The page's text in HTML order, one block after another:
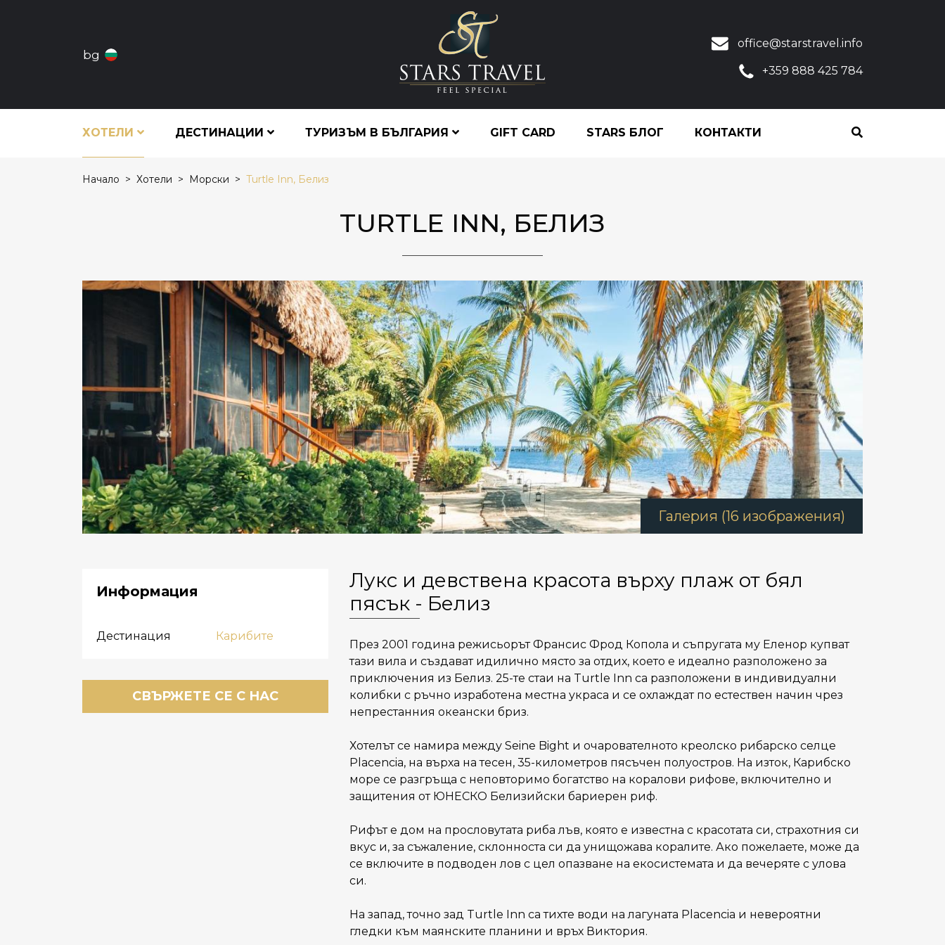
bg
office@starstravel.info
+359 888 425 784
ХОТЕЛИ ДЕСТИНАЦИИ ТУРИЗЪМ В БЪЛГАРИЯ GIFT CARD STARS БЛОГ КОНТАКТИ
Начало Хотели Морски Turtle Inn, Белиз
TURTLE INN, БЕЛИЗ
Галерия (16 изображения)
Информация
Дестинация Карибите
СВЪРЖЕТЕ СЕ С НАС
Лукс и девствена красота върху плаж от бял
пясък - Белиз
През 2001 година режисьорът Франсис Фрод Копола и съпругата му Еленор купват
тази вила и създават идилично място за отдих, което е идеално разположено за
приключения из Белиз. 25-те стаи на Turtle Inn са разположени в индивидуални
колибки с ръчно изработена местна украса и се охлаждат по естествен начин чрез
непрестанния океански бриз.
Хотелът се намира между Seine Bight и очарователното креолско рибарско селце
Placencia, на върха на тесен, 35-километров пясъчен полуостров. На изток, Карибско
море се разгръща с неповторимо богатство на коралови рифове, включително и
защитения от ЮНЕСКО Белизийски бариерен риф.
Рифът е дом на прословутата риба лъв, която е известна с красотата си, страхотния си
вкус и, за съжаление, склонноста си да унищожава коралите. Ако пожелаете, може да
се включите в подводен лов с цел опазване на екосистемата и да вечеряте с улова
си.
На запад, точно зад Turtle Inn са тихте води на лагуната Placencia и невероятни
гледки към маянските планини и връх Виктория.